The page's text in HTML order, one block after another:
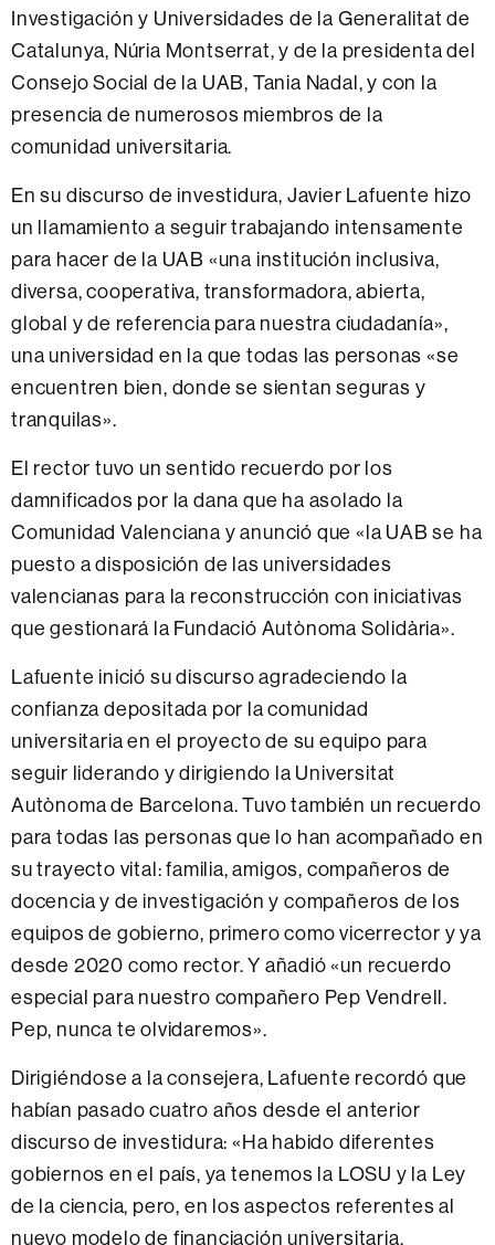
Investigación y Universidades de la Generalitat de
Catalunya, Núria Montserrat, y de la presidenta del
Consejo Social de la UAB, Tania Nadal, y con la
presencia de numerosos miembros de la
comunidad universitaria.
En su discurso de investidura, Javier Lafuente hizo
un llamamiento a seguir trabajando intensamente
para hacer de la UAB «una institución inclusiva,
diversa, cooperativa, transformadora, abierta,
global y de referencia para nuestra ciudadanía»,
una universidad en la que todas las personas «se
encuentren bien, donde se sientan seguras y
tranquilas».
El rector tuvo un sentido recuerdo por los
damnificados por la dana que ha asolado la
Comunidad Valenciana y anunció que «la UAB se ha
puesto a disposición de las universidades
valencianas para la reconstrucción con iniciativas
que gestionará la Fundació Autònoma Solidària».
Lafuente inició su discurso agradeciendo la
confianza depositada por la comunidad
universitaria en el proyecto de su equipo para
seguir liderando y dirigiendo la Universitat
Autònoma de Barcelona. Tuvo también un recuerdo
para todas las personas que lo han acompañado en
su trayecto vital: familia, amigos, compañeros de
docencia y de investigación y compañeros de los
equipos de gobierno, primero como vicerrector y ya
desde 2020 como rector. Y añadió «un recuerdo
especial para nuestro compañero Pep Vendrell.
Pep, nunca te olvidaremos».
Dirigiéndose a la consejera, Lafuente recordó que
habían pasado cuatro años desde el anterior
discurso de investidura: «Ha habido diferentes
gobiernos en el país, ya tenemos la LOSU y la Ley
de la ciencia, pero, en los aspectos referentes al
nuevo modelo de financiación universitaria,